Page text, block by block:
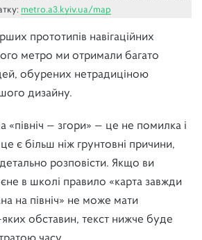
metro.a3.kyiv.ua/map
прототипів навігаційних
метро ми отримали багато
обурених нетрадиціною
дизайну.
«північ — згори» — це не помилка і
це є більш ніж грунтовні причини,
розповісти. Якщо ви
в школі правило «карта завжди
на північ» не може мати
обставин, текст нижче буде